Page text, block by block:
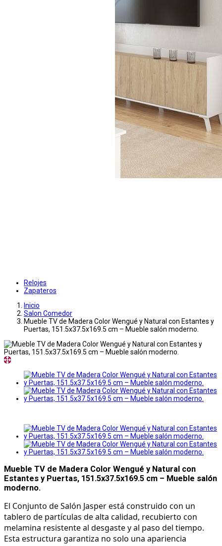
Relojes
Zapateros
Inicio
Salon Comedor
Mueble TV de Madera Color Wengué y Natural con Estantes y
Puertas, 151.5x37.5x169.5 cm – Mueble salón moderno.
Mueble TV de Madera Color Wengué y Natural con
Estantes y Puertas, 151.5x37.5x169.5 cm – Mueble salón
moderno.
El Conjunto de Salón Jasper está construido con un
tablero de partículas de alta calidad, recubierto con
melamina resistente al desgaste y al paso del tiempo.
Esta estructura garantiza no solo una apariencia